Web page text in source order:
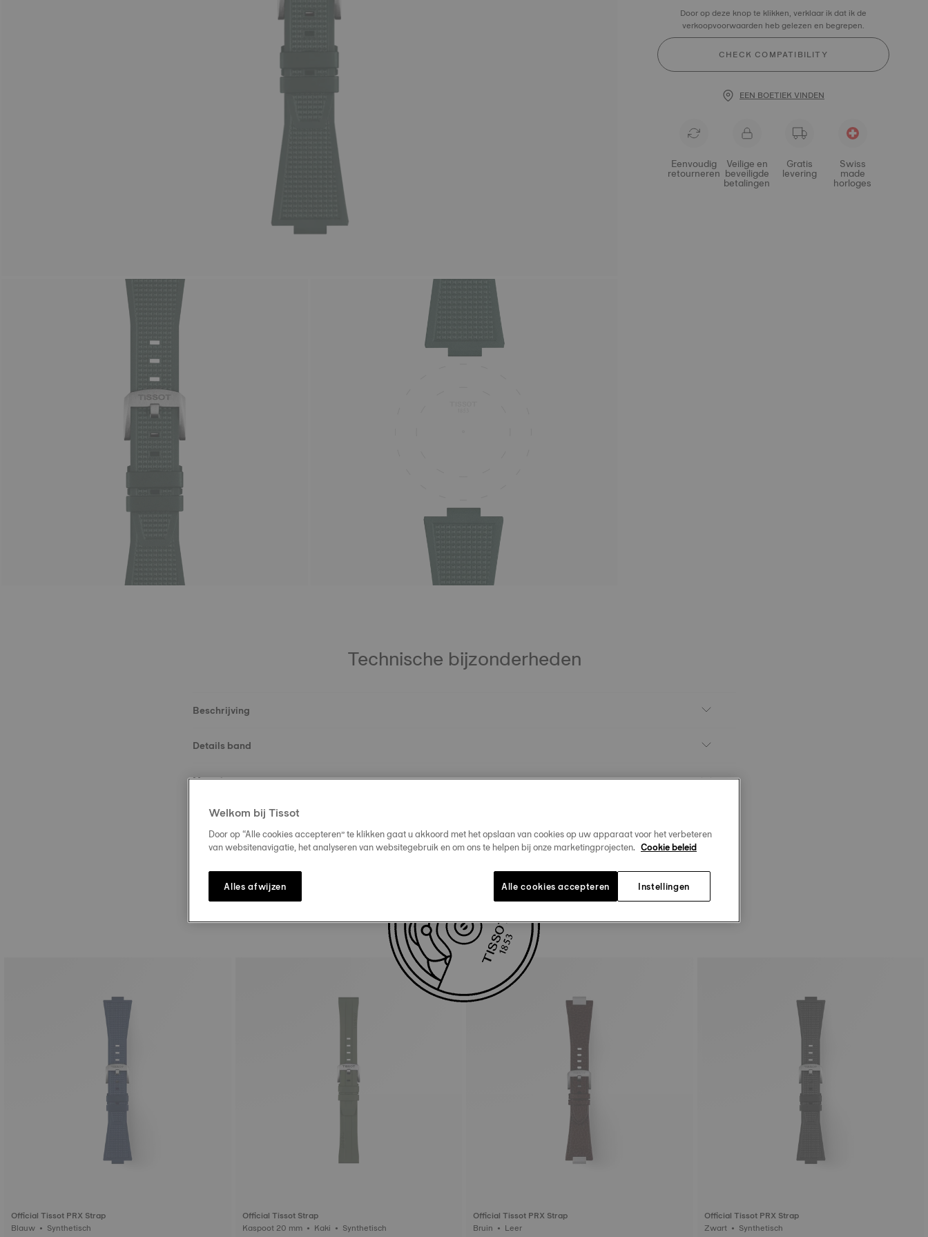
Door op deze knop te klikken, verklaar ik dat ik de
verkoopvoorwaarden heb gelezen en begrepen.
CHECK COMPATIBILITY
EEN BOETIEK VINDEN
Eenvoudig
retourneren
Veilige en
beveiligde
betalingen
Gratis
levering
Swiss
made
horloges
Technische bijzonderheden
Beschrijving
Details band
Materie
Maat
Slot
Onze bestsellers
Official Tissot PRX Strap
Blauw • Synthetisch
Official Tissot Strap
Kaspoot 20 mm • Kaki • Synthetisch
Official Tissot PRX Strap
Bruin • Leer
Official Tissot PRX Strap
Zwart • Synthetisch
Welkom bij Tissot
Door op “Alle cookies accepteren” te klikken gaat u akkoord met het opslaan van cookies op uw apparaat voor het verbeteren
van websitenavigatie, het analyseren van websitegebruik en om ons te helpen bij onze marketingprojecten. Cookie beleid
Instellingen
Alles afwijzen Alle cookies accepteren